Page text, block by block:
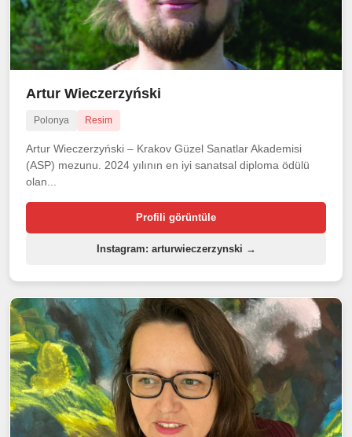
Artur Wieczerzyński
Polonya Resim
Artur Wieczerzyński – Krakov Güzel Sanatlar Akademisi
(ASP) mezunu. 2024 yılının en iyi sanatsal diploma ödülü
olan...
Profili görüntüle
Instagram: arturwieczerzynski →